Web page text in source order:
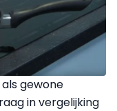
gewone
in vergelijking